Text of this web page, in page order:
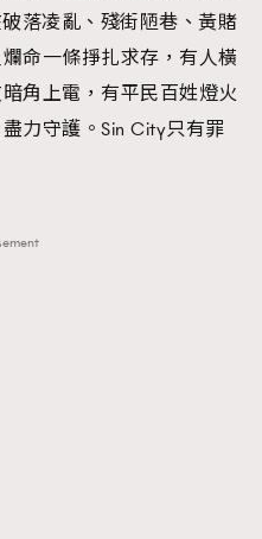
落凌亂、殘街陋巷、黃賭
命一條掙扎求存，有人橫
角上電，有平民百姓燈火
力守護。Sin City只有罪